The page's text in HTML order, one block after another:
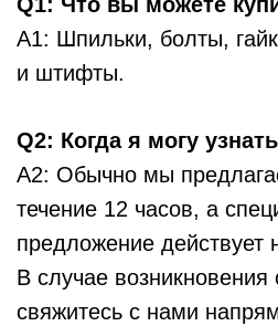
Q1: Что вы можете
A1: Шпильки, болты,
и штифты.
Q2: Когда я могу
A2: Обычно мы
течение 12 часов, а
предложение действует
В случае возникновения
свяжитесь с нами